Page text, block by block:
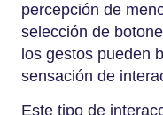
percepción de
selección de
los gestos pueden
sensación de
Este tipo de